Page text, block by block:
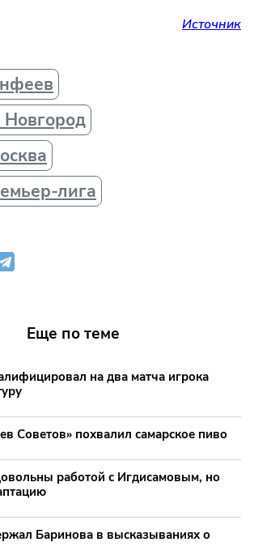
Источник
лига
Еще по теме
на два матча игрока
Советов» похвалил самарское пиво
работой с Игдисамовым, но
Баринова в высказываниях о